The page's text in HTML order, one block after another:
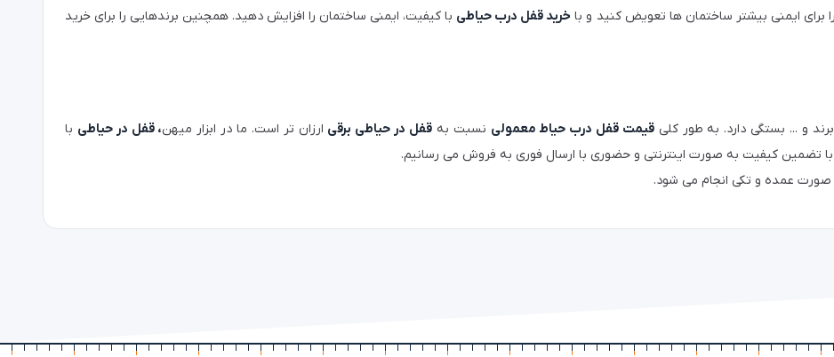
برای ایمنی بیشتر ساختمان ها تعویض کنید و با خرید قفل درب حیاطی با کیفیت، ایمنی ساختمان را افزایش دهید. همچنین برندهایی را برای خرید
و ... بستگی دارد. به طور کلیقیمت قفل درب حیاط معمولی نسبت بهقفل در حیاطی برقی ارزان تر است. ما در ابزار میهن، قفل در حیاطی با
تضمین کیفیت به صورت اینترنتی و حضوری با ارسال فوری به فروش می رسانیم.
صورت عمده و تکی انجام می شود.